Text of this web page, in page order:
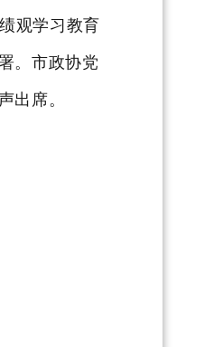
观学习教育
。市政协党
席。